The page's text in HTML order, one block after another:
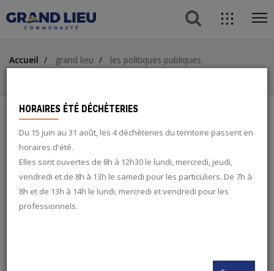
au
au
button
direct
ACCÈS DIRECTS
button
search
twitter
HORAIRES ÉTÉ DÉCHÈTERIES
Du 15 juin au 31 août, les 4 déchèteries du territoire passent en
horaires d'été.
Elles sont ouvertes de 8h à 12h30 le lundi, mercredi, jeudi,
vendredi et de 8h à 13h le samedi pour les particuliers. De 7h à
8h et de 13h à 14h le lundi, mercredi et vendredi pour les
professionnels.
Accueil grand lieu
les politiques publiques
COMPÉTENCES
INSTITUTION
Grand Lieu Communauté agit quotidiennement au service de ses